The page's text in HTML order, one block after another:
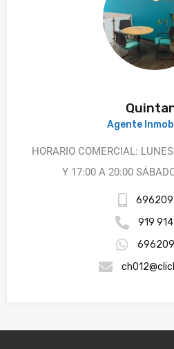
Agente
HORARIO COMERCIAL:
Y 17:00 A 20:00
919